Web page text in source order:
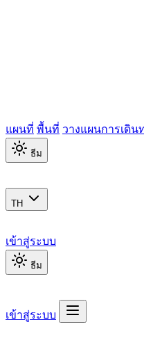
แผนที่ พื้นที่ วางแผนการเดิน
ธีม
TH
เข้าสู่ระบบ
ธีม
เข้าสู่ระบบ